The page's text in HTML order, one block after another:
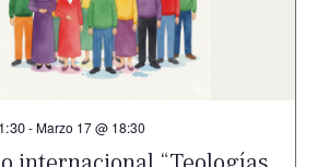
-Marzo 17 @ 18:30